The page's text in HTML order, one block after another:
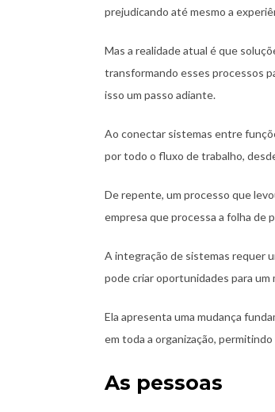
prejudicando até mesmo a
Mas a realidade atual é que
transformando esses processos
isso um passo adiante.
Ao conectar sistemas entre
por todo o fluxo de trabalho,
De repente, um processo que
empresa que processa a folha de
A integração de sistemas requer
pode criar oportunidades para
Ela apresenta uma mudança
em toda a organização,
As pessoas